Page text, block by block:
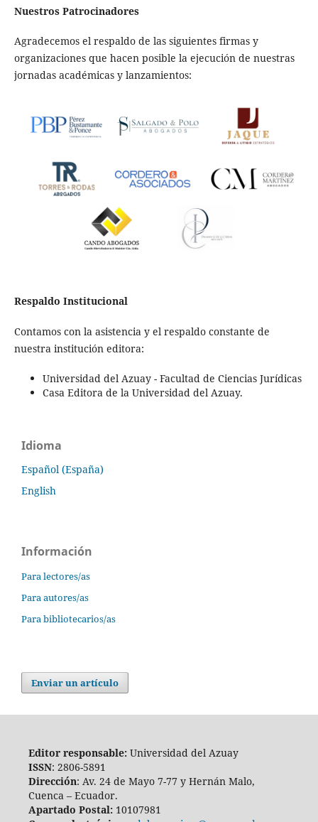
Nuestros Patrocinadores
Agradecemos el respaldo de las siguientes firmas y
organizaciones que hacen posible la ejecución de nuestras
jornadas académicas y lanzamientos:
Respaldo Institucional
Contamos con la asistencia y el respaldo constante de
nuestra institución editora:
Universidad del Azuay - Facultad de Ciencias Jurídicas
Casa Editora de la Universidad del Azuay.
Idioma
Español (España)
English
Información
Para lectores/as
Para autores/as
Para bibliotecarios/as
Enviar un artículo
Editor responsable:Universidad del Azuay
ISSN: 2806-5891
Dirección: Av. 24 de Mayo 7-77 y Hernán Malo,
Cuenca – Ecuador.
Apartado Postal:10107981